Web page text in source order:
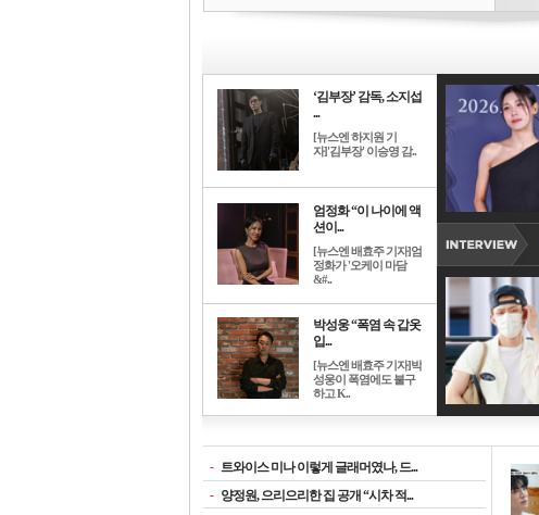
‘김부장’ 감독, 소지섭
...
[뉴스엔 하지원 기
자]'김부장' 이승영 감..
엄정화 “이 나이에 액
션이...
[뉴스엔 배효주 기자]엄
정화가 '오케이 마담
&#..
박성웅 “폭염 속 갑옷
입...
[뉴스엔 배효주 기자]박
성웅이 폭염에도 불구
하고 K..
- 트와이스 미나 이렇게 글래머였나, 드...
- 양정원, 으리으리한 집 공개 “시차 적...